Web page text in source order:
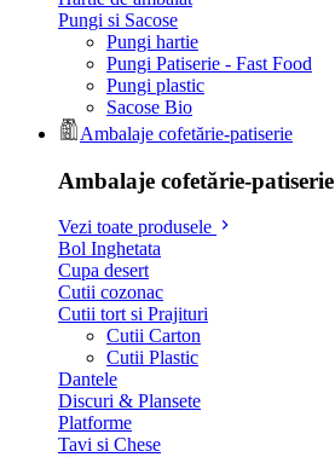
Pungi si Sacose
Pungi hartie
Pungi Patiserie - Fast Food
Pungi plastic
Sacose Bio
Ambalaje cofetărie-patiserie
Ambalaje cofetărie-patiserie
Vezi toate produsele
Bol Inghetata
Cupa desert
Cutii cozonac
Cutii tort si Prajituri
Cutii Carton
Cutii Plastic
Dantele
Discuri & Plansete
Platforme
Tavi si Chese